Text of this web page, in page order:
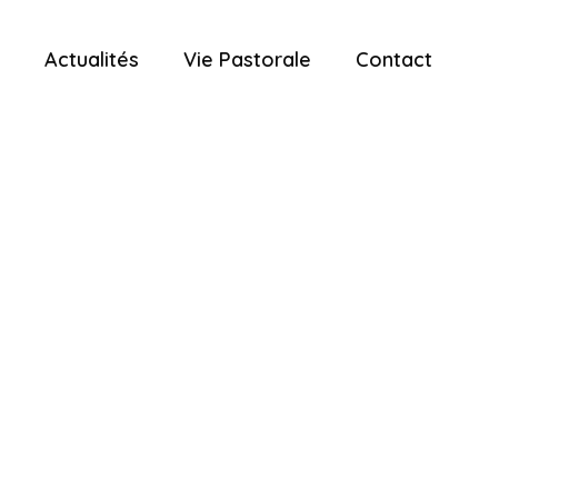
Actualités Vie Pastorale Contact